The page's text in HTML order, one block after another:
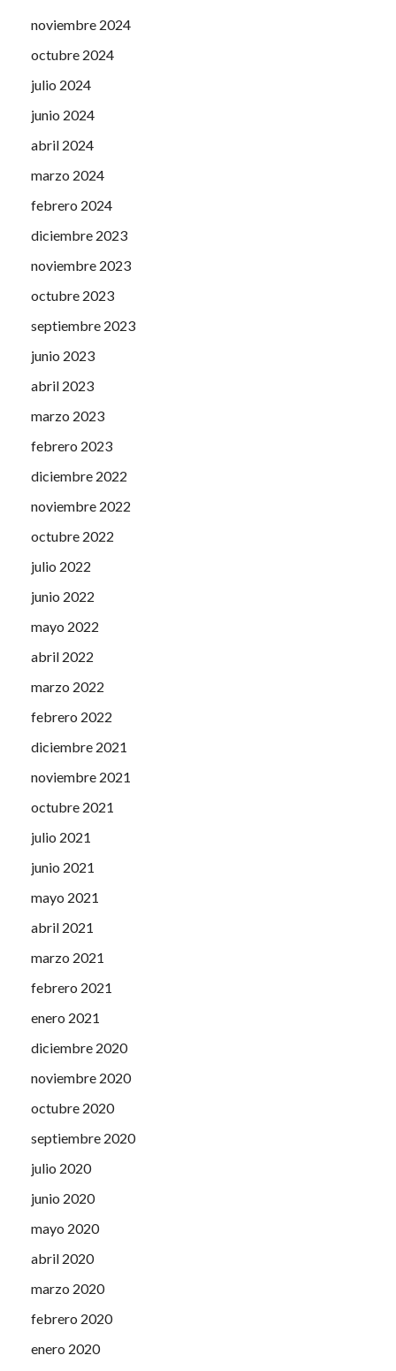
noviembre 2024
octubre 2024
julio 2024
junio 2024
abril 2024
marzo 2024
febrero 2024
diciembre 2023
noviembre 2023
octubre 2023
septiembre 2023
junio 2023
abril 2023
marzo 2023
febrero 2023
diciembre 2022
noviembre 2022
octubre 2022
julio 2022
junio 2022
mayo 2022
abril 2022
marzo 2022
febrero 2022
diciembre 2021
noviembre 2021
octubre 2021
julio 2021
junio 2021
mayo 2021
abril 2021
marzo 2021
febrero 2021
enero 2021
diciembre 2020
noviembre 2020
octubre 2020
septiembre 2020
julio 2020
junio 2020
mayo 2020
abril 2020
marzo 2020
febrero 2020
enero 2020